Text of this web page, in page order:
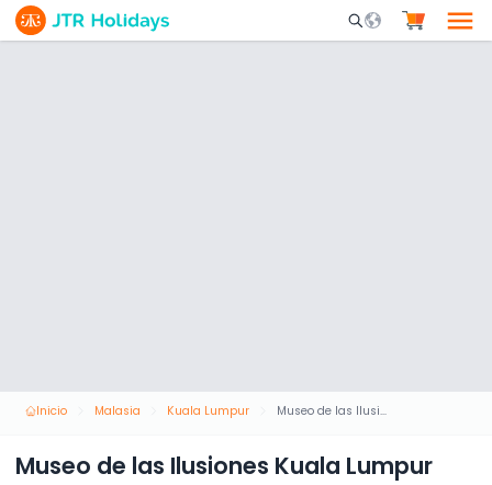
Mobile Search
Inicio Malasia Kuala Lumpur Museo de las Ilusiones Kuala Lumpur
Museo de las Ilusiones Kuala Lumpur